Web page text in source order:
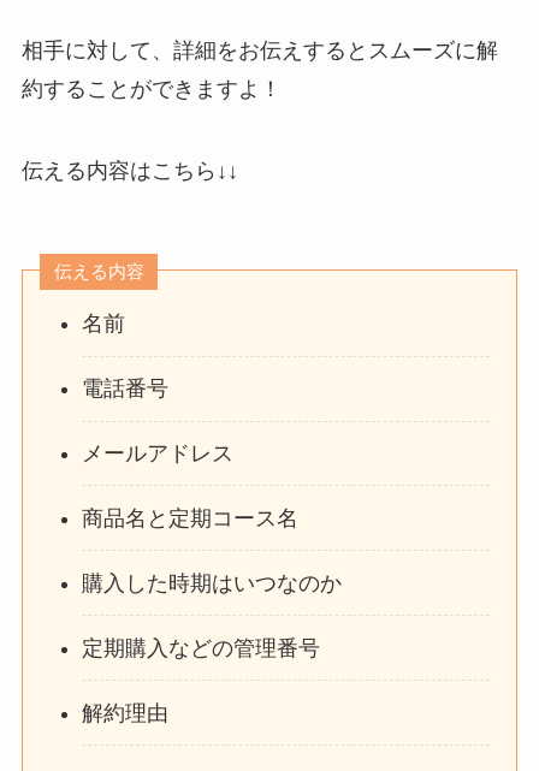
相手に対して、詳細をお伝えするとスムーズに解
約することができますよ！
伝える内容はこちら↓↓
伝える内容
名前
電話番号
メールアドレス
商品名と定期コース名
購入した時期はいつなのか
定期購入などの管理番号
解約理由